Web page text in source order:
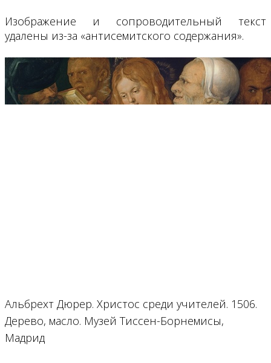
Изображение и сопроводительный текст
удалены из-за «антисемитского содержания».
Альбрехт Дюрер. Христос среди учителей. 1506.
Дерево, масло. Музей Тиссен-Борнемисы,
Мадрид